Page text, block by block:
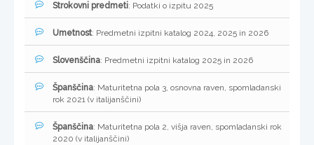
Strokovni predmeti: Podatki o izpitu 2025
Umetnost: Predmetni izpitni katalog 2024, 2025 in 2026
Slovenščina: Predmetni izpitni katalog 2025 in 2026
Španščina: Maturitetna pola 3, osnovna raven, spomladanski
rok 2021 (v italijanščini)
Španščina: Maturitetna pola 2, višja raven, spomladanski rok
2020 (v italijanščini)